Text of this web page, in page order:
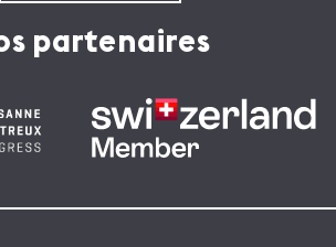
partenaires